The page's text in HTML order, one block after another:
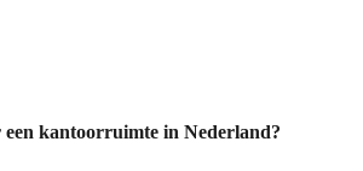
kantoorruimte in Nederland?